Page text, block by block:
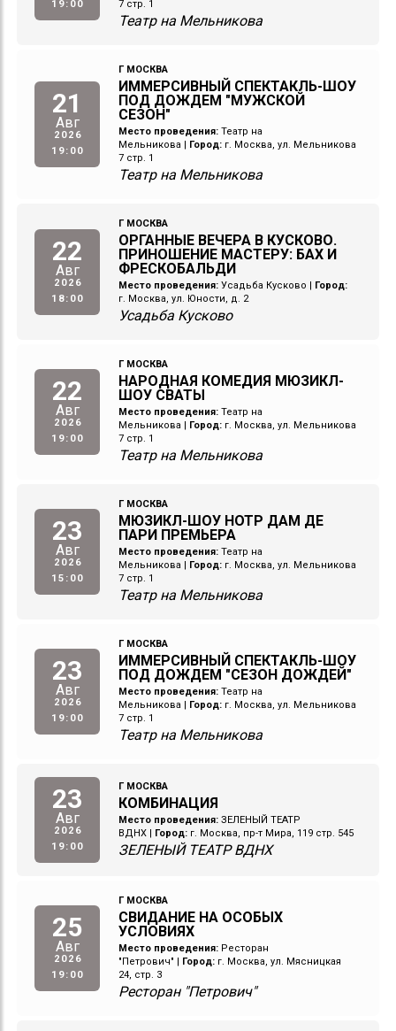
19:00
7 стр. 1
Театр на Мельникова
21
Авг
2026
19:00
Г МОСКВА
ИММЕРСИВНЫЙ СПЕКТАКЛЬ-ШОУ
ПОД ДОЖДЕМ "МУЖСКОЙ
СЕЗОН"
Место проведения: Театр на
Мельникова
Город: г. Москва, ул. Мельникова
7 стр. 1
Театр на Мельникова
22
Авг
2026
18:00
Г МОСКВА
ОРГАННЫЕ ВЕЧЕРА В КУСКОВО.
ПРИНОШЕНИЕ МАСТЕРУ: БАХ И
ФРЕСКОБАЛЬДИ
Место проведения: Усадьба Кусково
Город:
г. Москва, ул. Юности, д. 2
Усадьба Кусково
22
Авг
2026
19:00
Г МОСКВА
НАРОДНАЯ КОМЕДИЯ МЮЗИКЛ-
ШОУ СВАТЫ
Место проведения: Театр на
Мельникова
Город: г. Москва, ул. Мельникова
7 стр. 1
Театр на Мельникова
23
Авг
2026
15:00
Г МОСКВА
МЮЗИКЛ-ШОУ НОТР ДАМ ДЕ
ПАРИ ПРЕМЬЕРА
Место проведения: Театр на
Мельникова
Город: г. Москва, ул. Мельникова
7 стр. 1
Театр на Мельникова
23
Авг
2026
19:00
Г МОСКВА
ИММЕРСИВНЫЙ СПЕКТАКЛЬ-ШОУ
ПОД ДОЖДЕМ "СЕЗОН ДОЖДЕЙ"
Место проведения: Театр на
Мельникова
Город: г. Москва, ул. Мельникова
7 стр. 1
Театр на Мельникова
23
Авг
2026
19:00
Г МОСКВА
КОМБИНАЦИЯ
Место проведения: ЗЕЛЕНЫЙ ТЕАТР
ВДНХ | Город: г. Москва, пр-т Мира, 119 стр. 545
ЗЕЛЕНЫЙ ТЕАТР ВДНХ
25
Авг
2026
19:00
Г МОСКВА
СВИДАНИЕ НА ОСОБЫХ
УСЛОВИЯХ
Место проведения: Ресторан
"Петрович"
Город: г. Москва, ул. Мясницкая
24, стр. 3
Ресторан "Петрович"